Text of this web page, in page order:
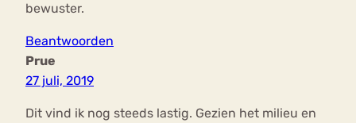
bewuster.
Beantwoorden
Prue
27 juli, 2019
Dit vind ik nog steeds lastig. Gezien het milieu en